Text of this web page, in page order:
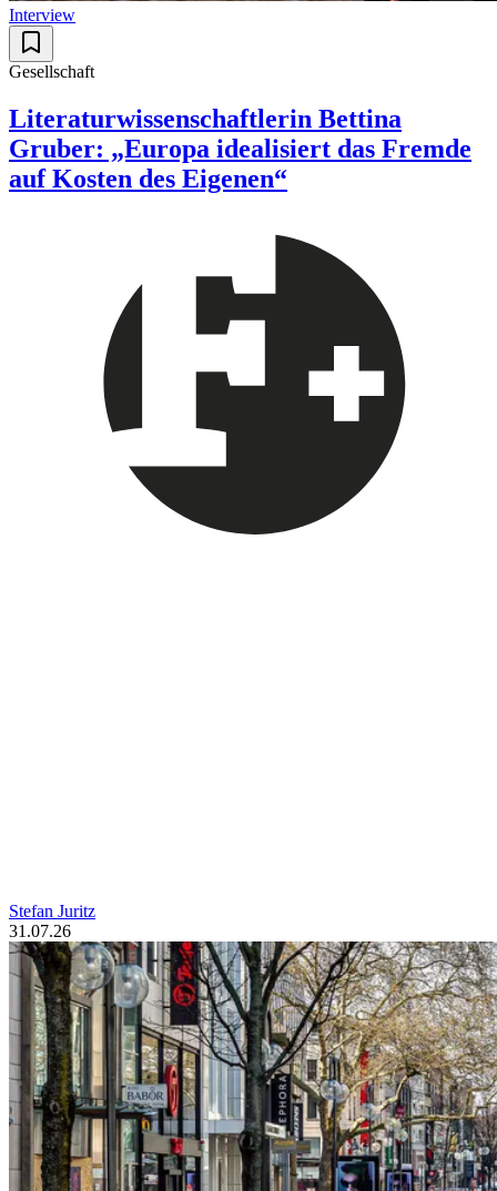
Interview
Gesellschaft
Literaturwissenschaftlerin Bettina
Gruber: „Europa idealisiert das Fremde
auf Kosten des Eigenen“
Stefan Juritz
31.07.26